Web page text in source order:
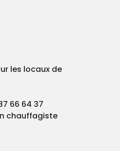
les locaux de
66 64 37
chauffagiste